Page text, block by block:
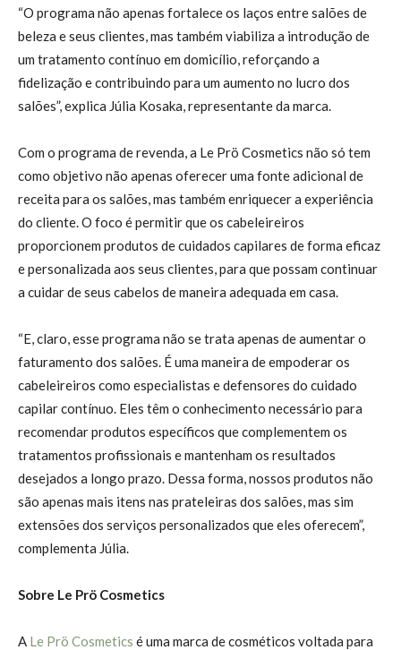
“O programa não apenas fortalece os laços entre salões de
beleza e seus clientes, mas também viabiliza a introdução de
um tratamento contínuo em domicílio, reforçando a
fidelização e contribuindo para um aumento no lucro dos
salões”, explica Júlia Kosaka, representante da marca.
Com o programa de revenda, a Le Prö Cosmetics não só tem
como objetivo não apenas oferecer uma fonte adicional de
receita para os salões, mas também enriquecer a experiência
do cliente. O foco é permitir que os cabeleireiros
proporcionem produtos de cuidados capilares de forma eficaz
e personalizada aos seus clientes, para que possam continuar
a cuidar de seus cabelos de maneira adequada em casa.
“E, claro, esse programa não se trata apenas de aumentar o
faturamento dos salões. É uma maneira de empoderar os
cabeleireiros como especialistas e defensores do cuidado
capilar contínuo. Eles têm o conhecimento necessário para
recomendar produtos específicos que complementem os
tratamentos profissionais e mantenham os resultados
desejados a longo prazo. Dessa forma, nossos produtos não
são apenas mais itens nas prateleiras dos salões, mas sim
extensões dos serviços personalizados que eles oferecem”,
complementa Júlia.
Sobre Le Prö Cosmetics
A Le Prö Cosmetics é uma marca de cosméticos voltada para